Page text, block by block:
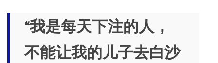
“我是每天下注的人，
不能让我的儿子去白沙